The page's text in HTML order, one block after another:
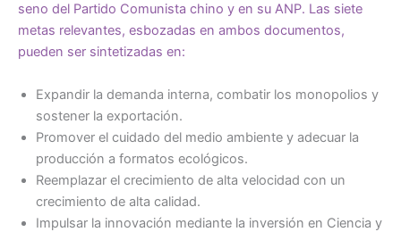
seno del Partido Comunista chino y en su ANP. Las siete
metas relevantes, esbozadas en ambos documentos,
pueden ser sintetizadas en:
Expandir la demanda interna, combatir los monopolios y
sostener la exportación.
Promover el cuidado del medio ambiente y adecuar la
producción a formatos ecológicos.
Reemplazar el crecimiento de alta velocidad con un
crecimiento de alta calidad.
Impulsar la innovación mediante la inversión en Ciencia y